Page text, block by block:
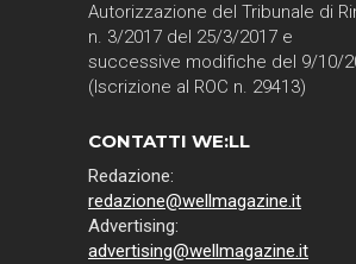
Autorizzazione del Tribunale di
n. 3/2017 del 25/3/2017 e
successive modifiche del 9/10/
(Iscrizione al ROC n. 29413)
CONTATTI WE:LL
Redazione:
redazione@wellmagazine.it
Advertising:
advertising@wellmagazine.it